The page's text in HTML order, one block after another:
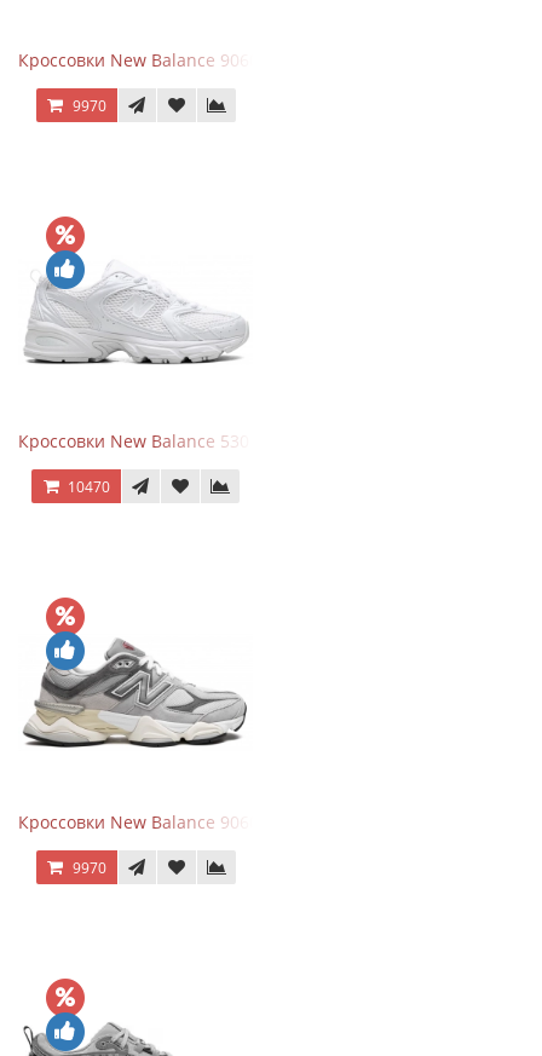
Кроссовки New Balance 9060 Mushroom
9970
Кроссовки New Balance 530 Total White Silver
10470
Кроссовки New Balance 9060 Rain Cloud Grey
9970